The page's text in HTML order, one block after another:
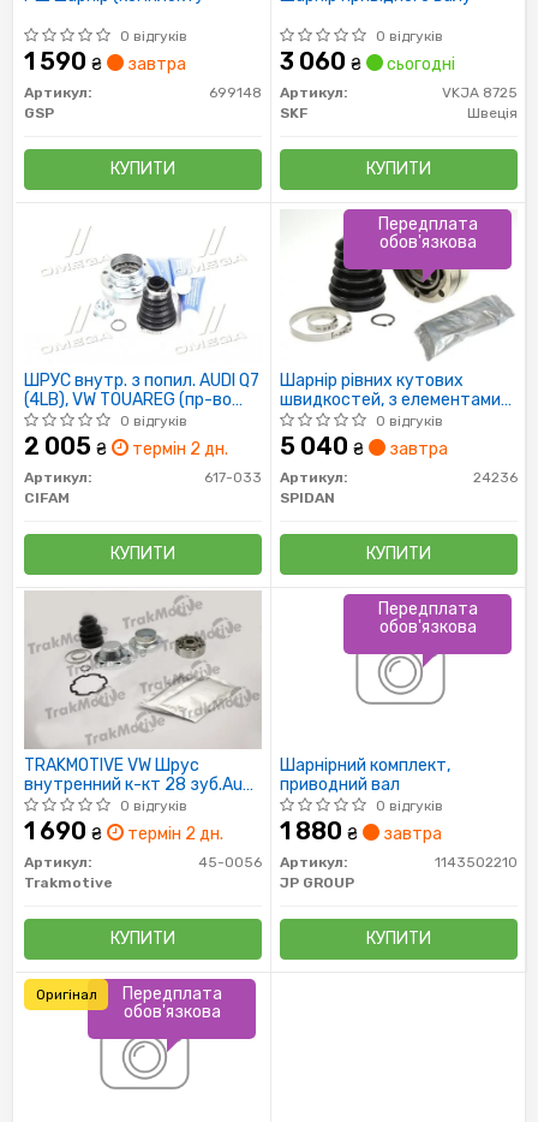
0 відгуків
1 590 ₴ завтра
Артикул:
699148
GSP
КУПИТИ
0 відгуків
3 060 ₴ сьогодні
Артикул:
VKJA 8725
SKF
Швеція
КУПИТИ
ШРУС внутр. з попил. AUDI Q7
(4LB), VW TOUAREG (пр-во
Cifam)
0 відгуків
2 005 ₴ термін 2 дн.
Артикул:
617-033
CIFAM
КУПИТИ
Шарнір рівних кутових
швидкостей, з елементами
монтажу
0 відгуків
5 040 ₴ завтра
Артикул:
24236
SPIDAN
КУПИТИ
Передплата
обов'язкова
TRAKMOTIVE VW Шрус
внутренний к-кт 28 зуб.Audi
Q7,Touareg 02-0 відгуків
1 690 ₴ термін 2 дн.
Артикул:
45-0056
Trakmotive
КУПИТИ
Шарнірний комплект,
приводний вал
0 відгуків
1 880 ₴ завтра
Артикул:
1143502210
JP GROUP
КУПИТИ
Передплата
обов'язкова
Передплата
обов'язкова
Оригінал